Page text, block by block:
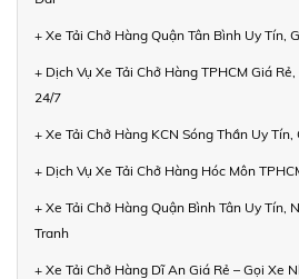
+ Xe Tải Chở Hàng Quận Tân Bình Uy Tín,
+ Dịch Vụ Xe Tải Chở Hàng TPHCM Giá
24/7
+ Xe Tải Chở Hàng KCN Sóng Thần Uy Tín,
+ Dịch Vụ Xe Tải Chở Hàng Hóc Môn
+ Xe Tải Chở Hàng Quận Bình Tân Uy Tín,
Tranh
+ Xe Tải Chở Hàng Dĩ An Giá Rẻ – Gọi Xe